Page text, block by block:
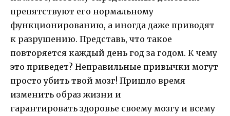
препятствуют его нормальному
функционированию, а иногда даже приводят
к разрушению. Представь, что такое
повторяется каждый день год за годом. К чему
это приведет? Неправильные привычки могут
просто убить твой мозг! Пришло время
изменить образ жизни и
гарантировать здоровье своему мозгу и всему